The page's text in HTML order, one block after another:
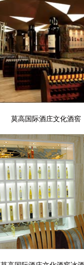
莫高国际酒庄文化酒窖